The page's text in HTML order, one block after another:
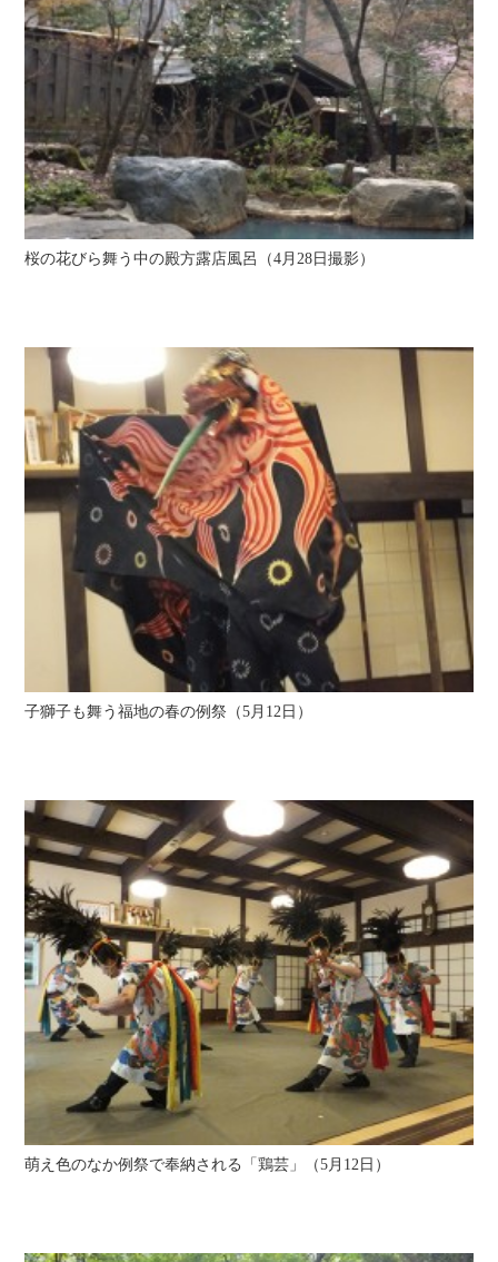
桜の花びら舞う中の殿方露店風呂（4月28日撮影）
子獅子も舞う福地の春の例祭（5月12日）
萌え色のなか例祭で奉納される「鶏芸」（5月12日）